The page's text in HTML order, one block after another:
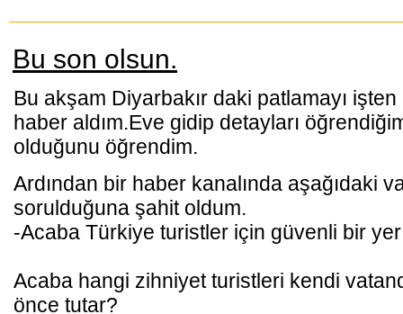
Bu son olsun.
Bu akşam Diyarbakır daki patlamayı
haber aldım.Eve gidip detayları
olduğunu öğrendim.
Ardından bir haber kanalında aşağıdaki
sorulduğuna şahit oldum.
-Acaba Türkiye turistler için güvenli bir
Acaba hangi zihniyet turistleri kendi
önce tutar?